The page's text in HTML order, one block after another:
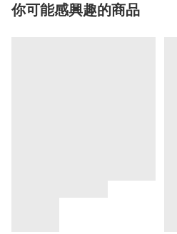
你可能感興趣的商品